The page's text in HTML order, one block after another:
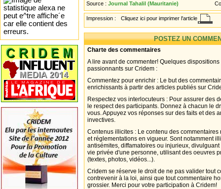
Source : Journal Tahalil (Mauritanie)
Impression : Cliquez ici pour imprimer l'article
POSTEZ UN
Charte des commentaires
A lire avant de commenter! Quelques
passionnants sur Cridem :
Commentez pour enrichir : Le but des
enrichissants à partir des articles publiés sur
Respectez vos interlocuteurs : Pour assurer des
le respect des participants. Donnez à chacun le
vous. Appuyez vos réponses sur des faits et des
invectives.
Contenus illicites : Le contenu des
et réglementations en vigueur. Sont notamment
antisémites, diffamatoires ou injurieux,
vie privée d'une personne, utilisant des oeuvres
(textes, photos, vidéos...).
Cridem se réserve le droit de ne pas valider tout
contrevenir à la loi, ainsi que tout commentaire
grossier. Merci pour votre participation à Cridem!